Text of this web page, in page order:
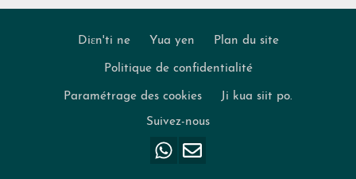
Diɛn'ti ne Yua yen Plan du site
Politique de confidentialité
Paramétrage des cookies
Ji kua siit po.
Suivez-nous